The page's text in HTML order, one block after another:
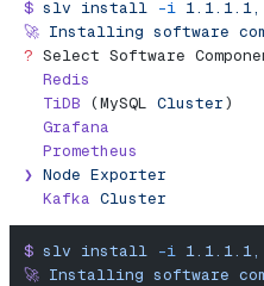
$ slv install -i 1.1.1.1,
🚀 Installing software
? Select Software
  Redis
  TiDB
(MySQL Cluster)
  Grafana
  Prometheus
❯ Node Exporter
  Kafka
Cluster
$ slv install -i 1.1.1.1,
🚀 Installing software